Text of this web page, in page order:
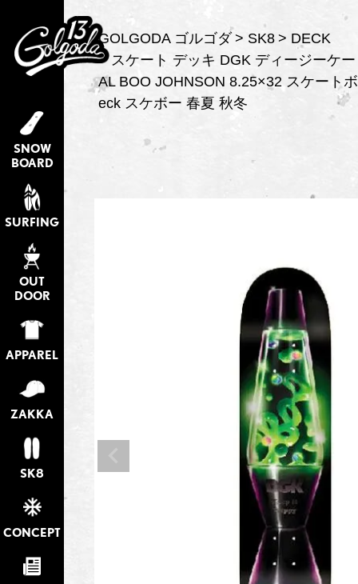
SNOW
BOARD
SURFING
OUT
DOOR
APPAREL
ZAKKA
SK8
CONCEPT
GOLGODA ゴルゴダ SK8
DECK
スケート デッキ DGK ディージーケ
AL BOO JOHNSON 8.25×32 スケート
eck スケボー 春夏 秋冬